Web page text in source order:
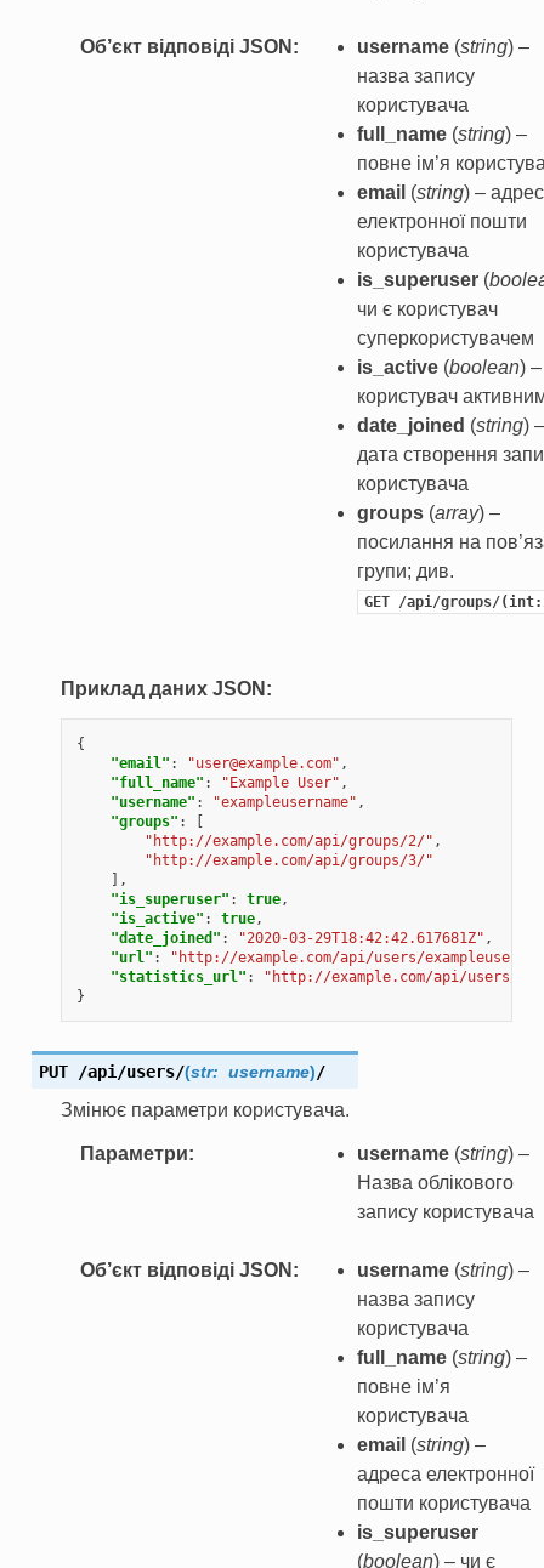
Об’єкт відповіді JSON username(string) –
назва запису
користувача
full_name(string) –
повне ім’я
email (string) –
електронної пошти
користувача
is_superuser(
чи є користувач
суперкористувачем
is_active(boolean)
користувач
date_joined (string) –
дата створення
користувача
groups(array) –
посилання на
групи; див.
GET /api/groups/
Приклад даних JSON:
{
"email" : "user@example.com" ,
"full_name" : "Example User" ,
"username" : "exampleusername" ,
"groups" :
[
"http://example.com/api/groups/2/" ,
"http://example.com/api/groups/3/"
],
"is_superuser" : true,
"is_active" : true,
"date_joined" : "2020-03-29T18:42:42.617681Z" ,
"url" :
"http://example.com/api/users/
"statistics_url" :
"http://example.com/api/users/
}
PUT /api/users/(str: username)/
Змінює параметри користувача.
Параметри username(string) –
Назва облікового
запису користувача
Об’єкт відповіді JSON username(string) –
назва запису
користувача
full_name(string) –
повне ім’я
користувача
email (string) –
адреса електронної
пошти користувача
is_superuser
(boolean) – чи є